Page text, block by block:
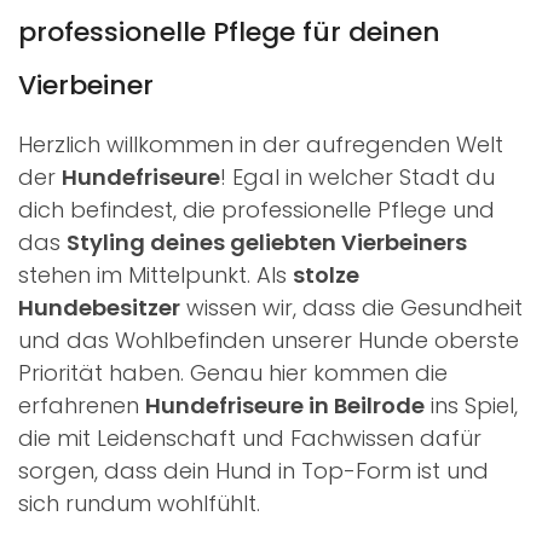
professionelle Pflege für deinen
Vierbeiner
Herzlich willkommen in der aufregenden Welt
der Hundefriseure! Egal in welcher Stadt du
dich befindest, die professionelle Pflege und
das Styling deines geliebten Vierbeiners
stehen im Mittelpunkt. Als stolze
Hundebesitzer wissen wir, dass die Gesundheit
und das Wohlbefinden unserer Hunde oberste
Priorität haben. Genau hier kommen die
erfahrenen Hundefriseure in Beilrode ins Spiel,
die mit Leidenschaft und Fachwissen dafür
sorgen, dass dein Hund in Top-Form ist und
sich rundum wohlfühlt.